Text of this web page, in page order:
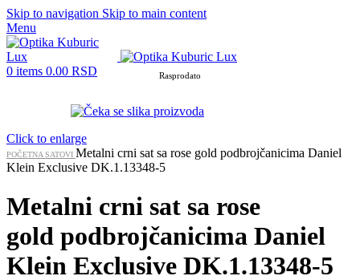
Skip to navigation Skip to main content
Menu
0 items 0.00 RSD Rasprodato
Click to enlarge
POČETNA SATOVI Metalni crni sat sa rose gold podbrojčanicima Daniel
Klein Exclusive DK.1.13348-5
Metalni crni sat sa rose
gold podbrojčanicima Daniel
Klein Exclusive DK.1.13348-5